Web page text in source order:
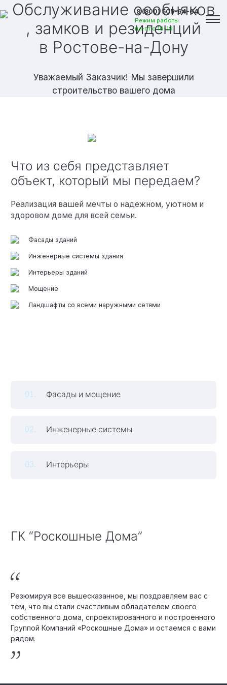
8 (800) 505-64-64
Режим работы:
пн-пт с 10-19
Вакансии
Элитные «Здоровые дома»
Дома Бизнес-класса
Облицовка фасада
Пожизненное обслуживание
Обслуживание особняков
, замков и резиденций
в Ростове-на-Дону
Уважаемый Заказчик! Мы завершили
строительство вашего дома
Что из себя представляет
объект, который мы передаем?
Реализация вашей мечты о надежном, уютном и
здоровом доме для всей семьи.
Фасады зданий
Инженерные системы здания
Интерьеры зданий
Мощение
Ландшафты со всеми наружными сетями
Фасады и мощение
Инженерные системы
Интерьеры
ГК “Роскошные Дома”
Резюмируя все вышесказанное, мы поздравляем вас с
тем, что вы стали счастливым обладателем своего
собственного дома, спроектированного и построенного
Группой Компаний «Роскошные Дома» и остаемся с вами
рядом.